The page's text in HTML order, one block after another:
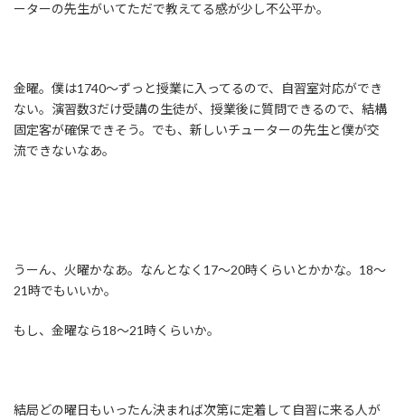
ーターの先生がいてただで教えてる感が少し不公平か。
金曜。僕は1740〜ずっと授業に入ってるので、自習室対応ができ
ない。演習数3だけ受講の生徒が、授業後に質問できるので、結構
固定客が確保できそう。でも、新しいチューターの先生と僕が交
流できないなあ。
うーん、火曜かなあ。なんとなく17〜20時くらいとかかな。18〜
21時でもいいか。
もし、金曜なら18〜21時くらいか。
結局どの曜日もいったん決まれば次第に定着して自習に来る人が